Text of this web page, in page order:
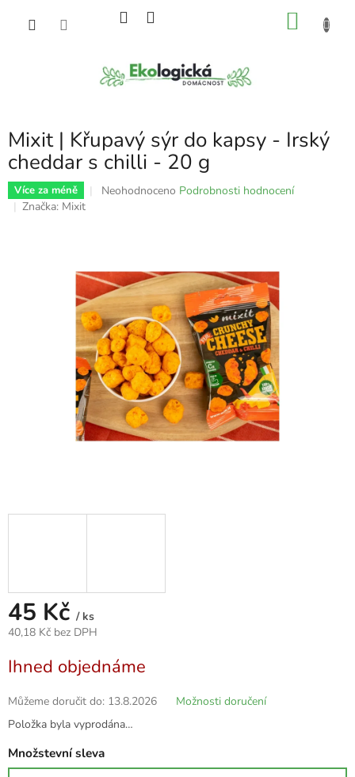
Mixit | Křupavý sýr do kapsy - Irský
cheddar s chilli - 20 g
Více za méně
Průměrné
5
hvězdiček.
Neohodnoceno Podrobnosti hodnocení
Značka: Mixit
45 Kč / ks
40,18 Kč bez DPH
cena:
Ihned objednáme
Můžeme doručit do: 13.8.2026
Možnosti doručení
Položka byla vyprodána…
Množstevní sleva